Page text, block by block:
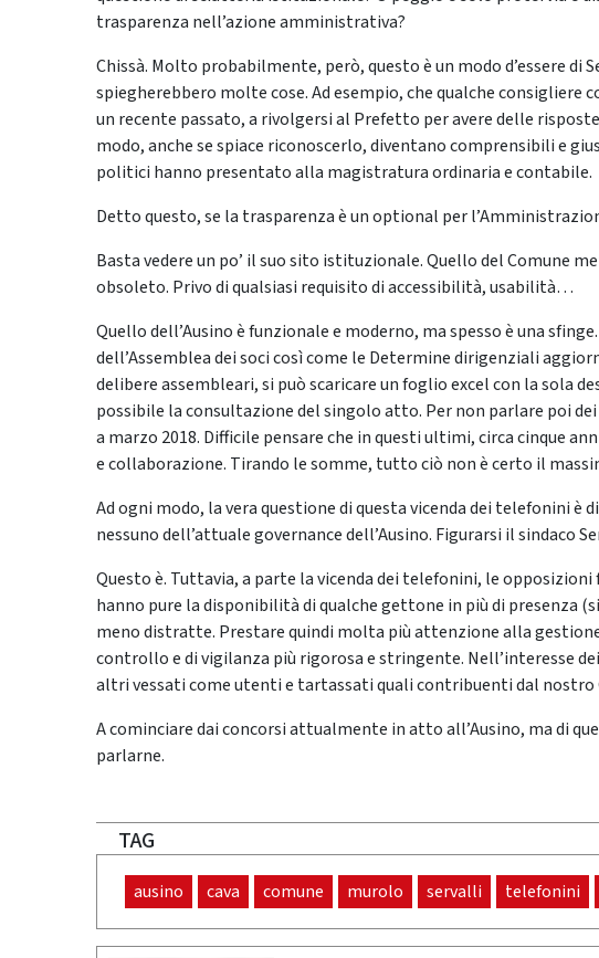
trasparenza nell’azione amministrativa?
Chissà. Molto probabilmente, però, questo è un modo d’essere di
spiegherebbero molte cose. Ad esempio, che qualche
un recente passato, a rivolgersi al Prefetto per avere delle
modo, anche se spiace riconoscerlo, diventano comprensibili e
politici hanno presentato alla magistratura ordinaria e contabile.
Detto questo, se la trasparenza è un optional per
Basta vedere un po’ il suo sito istituzionale. Quello del Comune
obsoleto. Privo di qualsiasi requisito di accessibilità, usabilità…
Quello dell’Ausino è funzionale e moderno, ma spesso è una
dell’Assemblea dei soci così come le Determine dirigenziali
delibere assembleari, si può scaricare un foglio excel con la sola
possibile la consultazione del singolo atto. Per non parlare poi
a marzo 2018. Difficile pensare che in questi ultimi, circa cinque
e collaborazione. Tirando le somme, tutto ciò non è certo il
Ad ogni modo, la vera questione di questa vicenda dei telefonini è
nessuno dell’attuale governance dell’Ausino. Figurarsi il sindaco
Questo è. Tuttavia, a parte la vicenda dei telefonini, le opposizioni
hanno pure la disponibilità di qualche gettone in più di presenza
meno distratte. Prestare quindi molta più attenzione alla
controllo e di vigilanza più rigorosa e stringente. Nell’interesse
altri vessati come utenti e tartassati quali contribuenti dal nostro
A cominciare dai concorsi attualmente in atto all’Ausino, ma di
parlarne.
TAG
ausino cava comune murolo servalli telefonini